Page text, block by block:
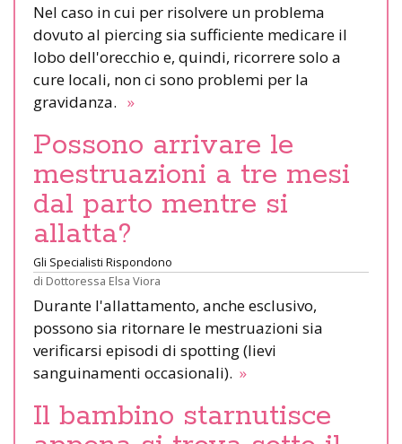
Nel caso in cui per risolvere un problema
dovuto al piercing sia sufficiente medicare il
lobo dell'orecchio e, quindi, ricorrere solo a
cure locali, non ci sono problemi per la
gravidanza. »
Possono arrivare le
mestruazioni a tre mesi
dal parto mentre si
allatta?
Gli Specialisti Rispondono
di Dottoressa Elsa Viora
Durante l'allattamento, anche esclusivo,
possono sia ritornare le mestruazioni sia
verificarsi episodi di spotting (lievi
sanguinamenti occasionali). »
Il bambino starnutisce